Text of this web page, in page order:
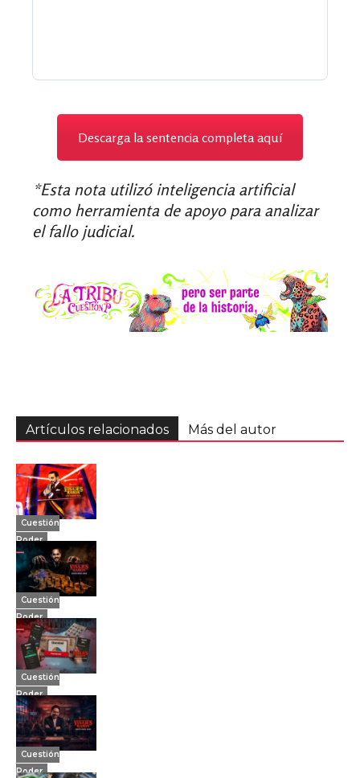
Descarga la sentencia completa aquí
*Esta nota utilizó inteligencia artificial
como herramienta de apoyo para analizar
el fallo judicial.
Artículos relacionados Más del autor
Cuestión
Poder
Cuestión
Poder
Cuestión
Poder
Cuestión
Poder